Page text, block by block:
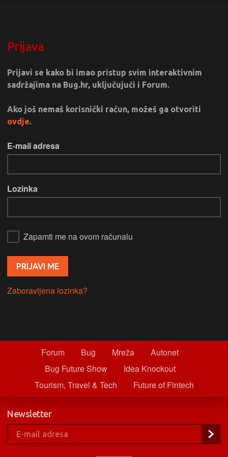
Prijava
Prijavi se kako bi imao pristup svim interaktivnim
sadržajima na Bug.hr, uključujući i Forum.
Ako još nemaš korisnički račun, možeš ga otvoriti
ovdje.
E-mail adresa
Lozinka
Zapamti me na ovom računalu
Zaboravljena lozinka?
Forum Bug Mreža
Autonet
Bug Future Show
Idea Knockout
Tourism, Travel & Tech
Future of Fintech
Newsletter